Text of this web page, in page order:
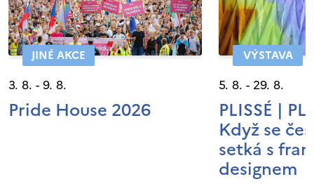
JINÉ AKCE
3. 8. - 9. 8.
Pride House 2026
VÝSTAVA
5. 8. - 29. 8.
PLISSÉ |
Když se
setká s
designem